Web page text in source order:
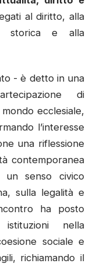
al diritto, alla
storica e alla
- è detto in una
di
ecclesiale,
l’interesse
una riflessione
contemporanea
un senso civico
sulla legalità e
ha posto
nella
sociale e
richiamando il